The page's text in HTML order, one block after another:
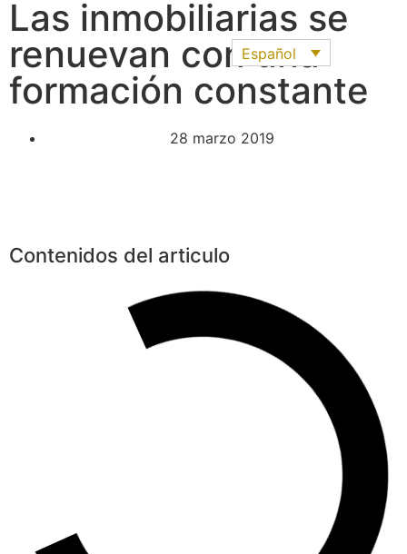
Español
Las inmobiliarias se
renuevan con una
formación constante
28 marzo 2019
Contenidos del articulo